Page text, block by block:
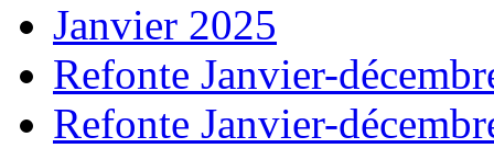
Janvier 2025
Refonte Janvier-
Refonte Janvier-